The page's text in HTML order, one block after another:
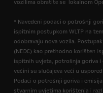
vozilima obratite se lokalnom
* Navedeni podaci o potrošnji
ispitnim postupkom WLTP na
odobravaju nova vozila.
(NEDC) kao prethodno korišten
ispitnih uvjeta, potrošnja goriva i
većini su slučajeva veći u
Podaci o potrošnji goriva i
stvarnim uvjetima korištenja i